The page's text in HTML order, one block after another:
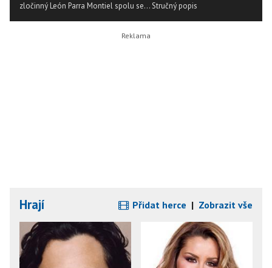
zločinný León Parra Montiel spolu se...Stručný popis
Hrají Přidat herce | Zobrazit vše